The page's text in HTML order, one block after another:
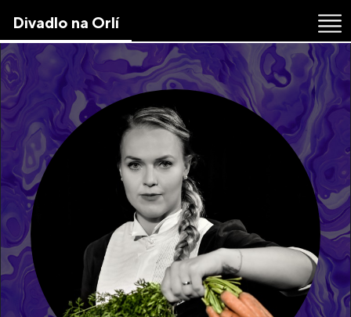
the
content
↷
Divadlo na Orlí